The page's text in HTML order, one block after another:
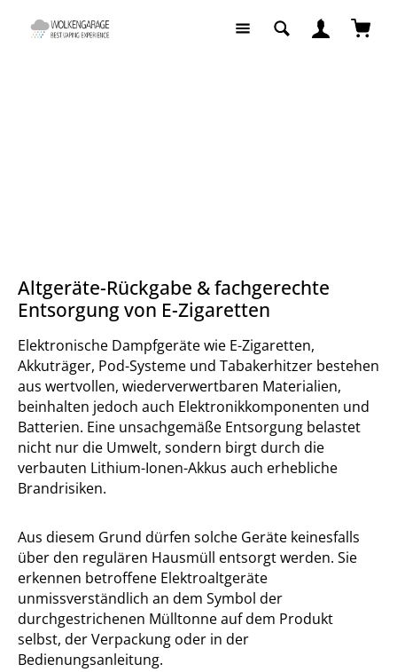
Zum Hauptinhalt springen
Altgeräte-Rückgabe & fachgerechte
Entsorgung von E-Zigaretten
Elektronische Dampfgeräte wie E-Zigaretten,
Akkuträger, Pod-Systeme und Tabakerhitzer bestehen
aus wertvollen, wiederverwertbaren Materialien,
beinhalten jedoch auch Elektronikkomponenten und
Batterien. Eine unsachgemäße Entsorgung belastet
nicht nur die Umwelt, sondern birgt durch die
verbauten Lithium-Ionen-Akkus auch erhebliche
Brandrisiken.
Aus diesem Grund dürfen solche Geräte keinesfalls
über den regulären Hausmüll entsorgt werden. Sie
erkennen betroffene Elektroaltgeräte
unmissverständlich an dem Symbol der
durchgestrichenen Mülltonne auf dem Produkt
selbst, der Verpackung oder in der
Bedienungsanleitung.